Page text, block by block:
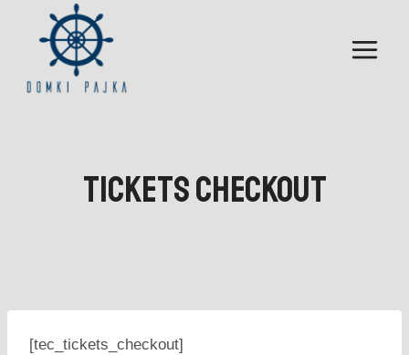
Przejdź
Tickets Checkout
[tec_tickets_checkout]